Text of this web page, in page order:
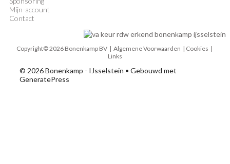
Mijn-account
Contact
Copyright© 2026 Bonenkamp BV | Algemene Voorwaarden | Cookies |
Links
© 2026 Bonenkamp - IJsselstein • Gebouwd met
GeneratePress